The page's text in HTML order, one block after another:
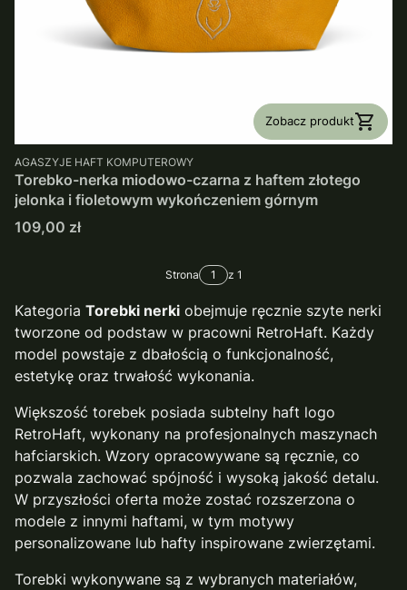
Zobacz produkt
PRODUCENT
AGASZYJE HAFT KOMPUTEROWY
Torebko-nerka miodowo-czarna z haftem złotego
jelonka i fioletowym wykończeniem górnym
Cena
109,00 zł
Strona z 1
Kategoria Torebki nerki obejmuje ręcznie szyte nerki
tworzone od podstaw w pracowni RetroHaft. Każdy
model powstaje z dbałością o funkcjonalność,
estetykę oraz trwałość wykonania.
Większość torebek posiada subtelny haft logo
RetroHaft, wykonany na profesjonalnych maszynach
hafciarskich. Wzory opracowywane są ręcznie, co
pozwala zachować spójność i wysoką jakość detalu.
W przyszłości oferta może zostać rozszerzona o
modele z innymi haftami, w tym motywy
personalizowane lub hafty inspirowane zwierzętami.
Torebki wykonywane są z wybranych materiałów,